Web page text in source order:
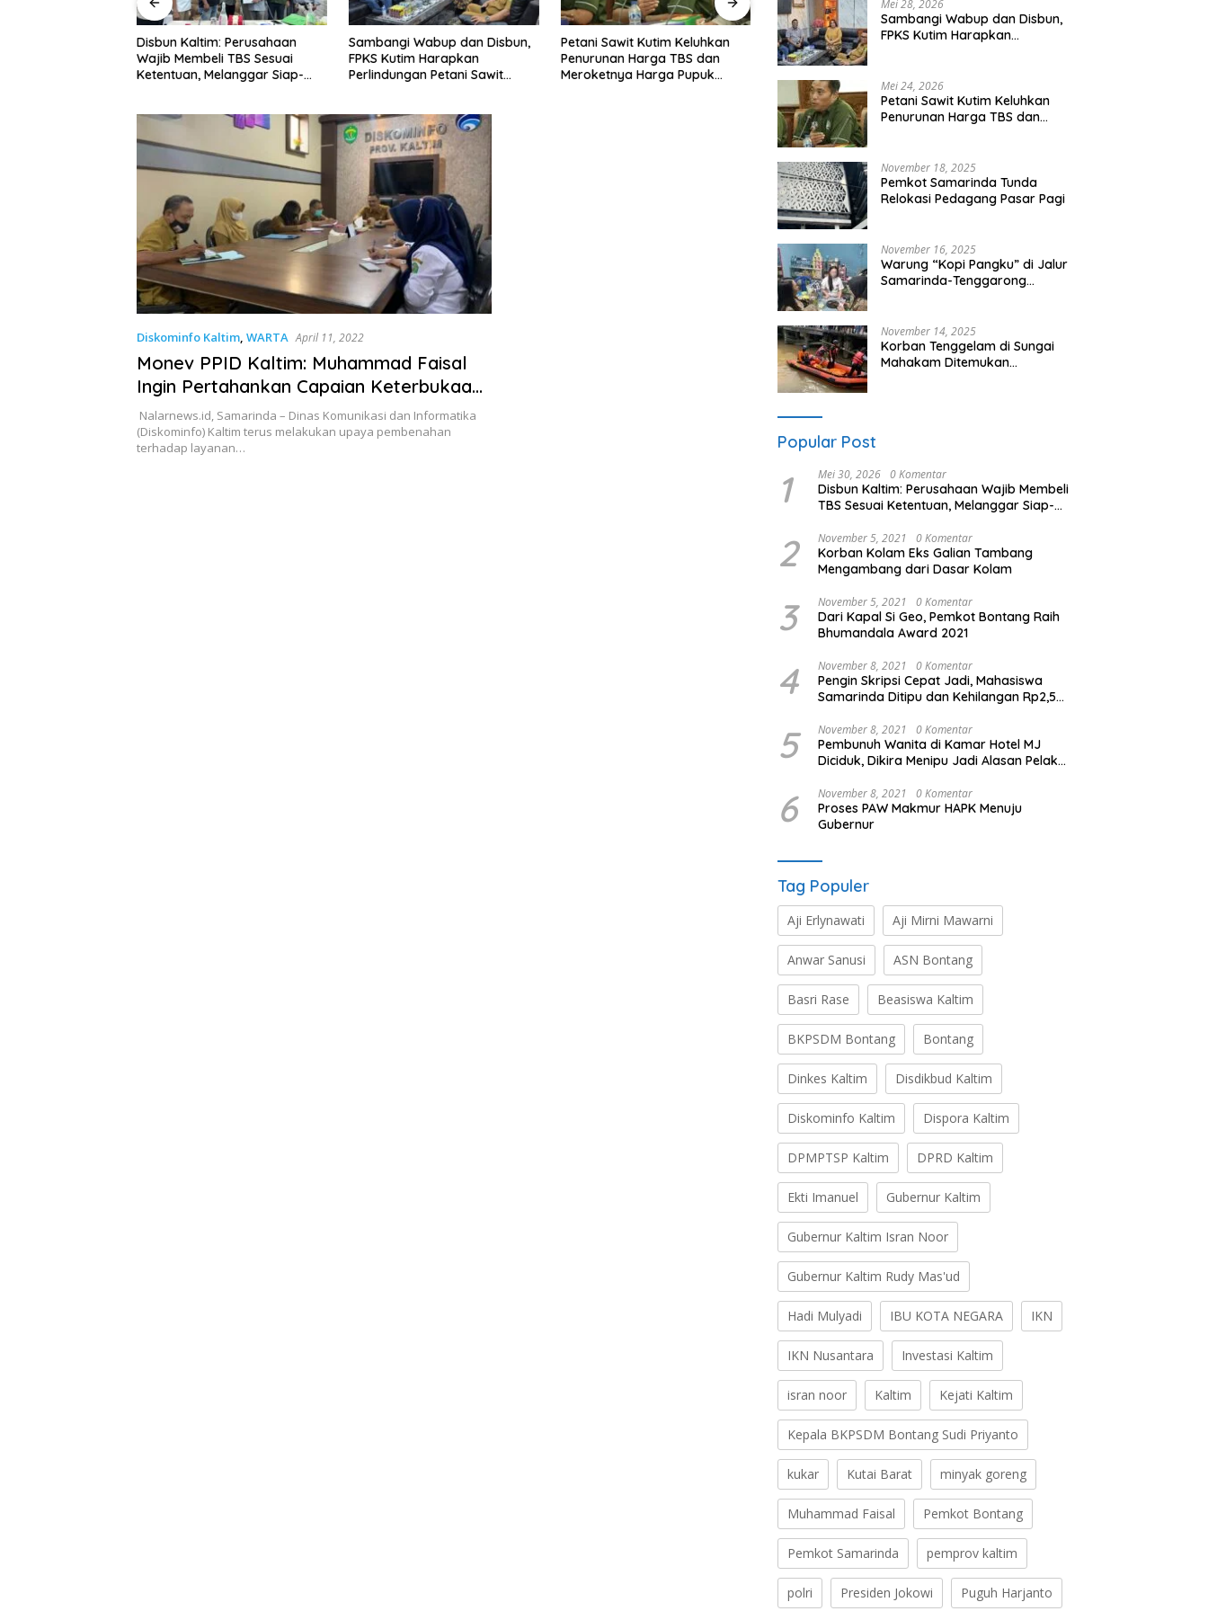
Sambangi Wabup dan Disbun,
FPKS Kutim Harapkan
Perlindungan Petani Sawit
Petani Sawit Kutim Keluhkan
Penurunan Harga TBS dan
Meroketnya Harga Pupuk
Pemkot Samarinda Tunda
Relokasi Pedagang Pasar Pagi
Warung “Kopi Pangku” di Jalur
Samarinda-Tenggarong
Diskominfo Kaltim, WARTA April 11, 2022
Monev PPID Kaltim: Muhammad Faisal
Ingin Pertahankan Capaian Keterbukaan
Informasi
Nalarnews.id, Samarinda – Dinas Komunikasi dan Informatika
(Diskominfo) Kaltim terus melakukan upaya pembenahan
terhadap layanan…
Mei 28, 2026
Sambangi Wabup dan Disbun,
FPKS Kutim Harapkan
Mei 24, 2026
Petani Sawit Kutim Keluhkan
Penurunan Harga TBS dan
November 18, 2025
Pemkot Samarinda Tunda
Relokasi Pedagang Pasar Pagi
November 16, 2025
Warung “Kopi Pangku” di Jalur
Samarinda-Tenggarong
November 14, 2025
Korban Tenggelam di Sungai
Mahakam Ditemukan
Popular Post
1 Mei 30, 2026 0 Komentar
Disbun Kaltim: Perusahaan Wajib Membeli
TBS Sesuai Ketentuan, Melanggar Siap-
2 November 5, 2021 0 Komentar
Korban Kolam Eks Galian Tambang
Mengambang dari Dasar Kolam
3 November 5, 2021 0 Komentar
Dari Kapal Si Geo, Pemkot Bontang Raih
Bhumandala Award 2021
4 November 8, 2021 0 Komentar
Pengin Skripsi Cepat Jadi, Mahasiswa
Samarinda Ditipu dan Kehilangan Rp2,5
5 November 8, 2021 0 Komentar
Pembunuh Wanita di Kamar Hotel MJ
Diciduk, Dikira Menipu Jadi Alasan Pelaku
6 November 8, 2021 0 Komentar
Proses PAW Makmur HAPK Menuju
Gubernur
Tag Populer
Aji Erlynawati Aji Mirni Mawarni
Anwar Sanusi ASN Bontang
Basri Rase Beasiswa Kaltim
BKPSDM Bontang Bontang
Dinkes Kaltim Disdikbud Kaltim
Diskominfo Kaltim Dispora Kaltim
DPMPTSP Kaltim DPRD Kaltim
Ekti Imanuel Gubernur Kaltim
Gubernur Kaltim Isran Noor
Gubernur Kaltim Rudy Mas'ud
Hadi Mulyadi IBU KOTA NEGARA IKN
IKN Nusantara Investasi Kaltim
isran noor Kaltim Kejati Kaltim
Kepala BKPSDM Bontang Sudi Priyanto
kukar Kutai Barat minyak goreng
Muhammad Faisal Pemkot Bontang
Pemkot Samarinda pemprov kaltim
polri Presiden Jokowi Puguh Harjanto